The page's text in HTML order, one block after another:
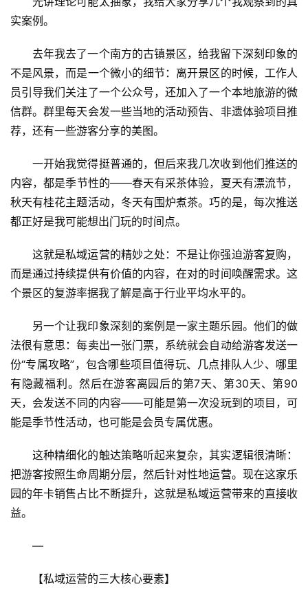
实案例。
去年我去了一个南方的古镇景区，给我留下深刻印象的
不是风景，而是一个微小的细节：离开景区的时候，工作人
员引导我们关注了一个公众号，还加入了一个本地旅游的微
信群。群里每天会发一些当地的活动预告、非遗体验项目推
荐，还有一些游客分享的美图。
一开始我觉得挺普通的，但后来我几次收到他们推送的
内容，都是季节性的——春天有采茶体验，夏天有漂流节，
秋天有桂花主题活动，冬天有围炉煮茶。巧的是，每次推送
都正好是我可能想出门玩的时间点。
这就是私域运营的精妙之处：不是让你强迫游客复购，
而是通过持续提供有价值的内容，在对的时间唤醒需求。这
个景区的复游率据我了解是高于行业平均水平的。
另一个让我印象深刻的案例是一家主题乐园。他们的做
法很有意思：每卖出一张门票，系统就会自动给游客发送一
份“专属攻略”，包含哪些项目值得玩、几点排队人少、哪里
有隐藏福利。然后在游客离园后的第7天、第30天、第90
天，会发送不同的内容——可能是第一次没玩到的项目，可
能是季节性活动，也可能是会员专属优惠。
这种精细化的触达策略听起来复杂，其实逻辑很清晰：
把游客按照生命周期分层，然后针对性地运营。现在这家乐
园的年卡销售占比不断提升，这就是私域运营带来的直接收
益。
—
【私域运营的三大核心要素】